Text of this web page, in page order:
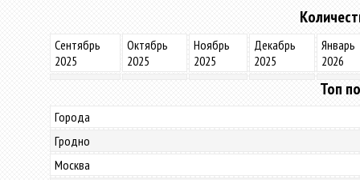
Сентябрь
2025
Октябрь
2025
Ноябрь
2025
Декабрь
2025
Январь
2026
Топ
Города
Гродно
Москва